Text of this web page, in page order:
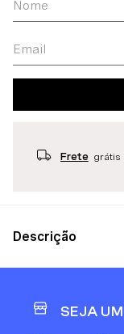
Frete grátis
Descrição
SEJA